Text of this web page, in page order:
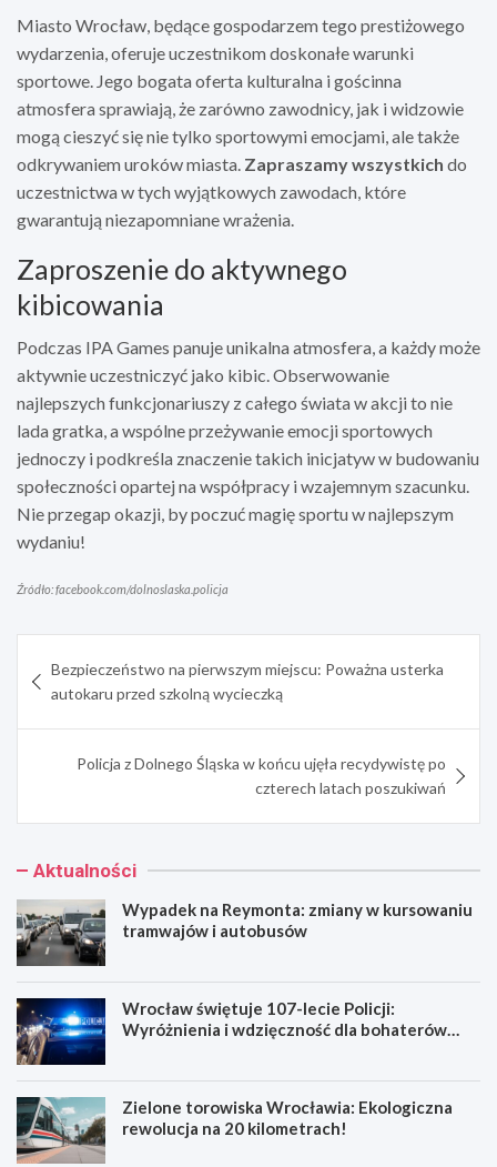
Miasto Wrocław, będące gospodarzem tego prestiżowego
wydarzenia, oferuje uczestnikom doskonałe warunki
sportowe. Jego bogata oferta kulturalna i gościnna
atmosfera sprawiają, że zarówno zawodnicy, jak i widzowie
mogą cieszyć się nie tylko sportowymi emocjami, ale także
odkrywaniem uroków miasta. Zapraszamy wszystkich do
uczestnictwa w tych wyjątkowych zawodach, które
gwarantują niezapomniane wrażenia.
Zaproszenie do aktywnego
kibicowania
Podczas IPA Games panuje unikalna atmosfera, a każdy może
aktywnie uczestniczyć jako kibic. Obserwowanie
najlepszych funkcjonariuszy z całego świata w akcji to nie
lada gratka, a wspólne przeżywanie emocji sportowych
jednoczy i podkreśla znaczenie takich inicjatyw w budowaniu
społeczności opartej na współpracy i wzajemnym szacunku.
Nie przegap okazji, by poczuć magię sportu w najlepszym
wydaniu!
Źródło: facebook.com/dolnoslaska.policja
wpisu
Bezpieczeństwo na pierwszym miejscu: Poważna usterka
autokaru przed szkolną wycieczką
Policja z Dolnego Śląska w końcu ujęła recydywistę po
czterech latach poszukiwań
Aktualności
Wypadek na Reymonta: zmiany w kursowaniu
tramwajów i autobusów
Wrocław świętuje 107-lecie Policji:
Wyróżnienia i wdzięczność dla bohaterów
Zielone torowiska Wrocławia: Ekologiczna
rewolucja na 20 kilometrach!